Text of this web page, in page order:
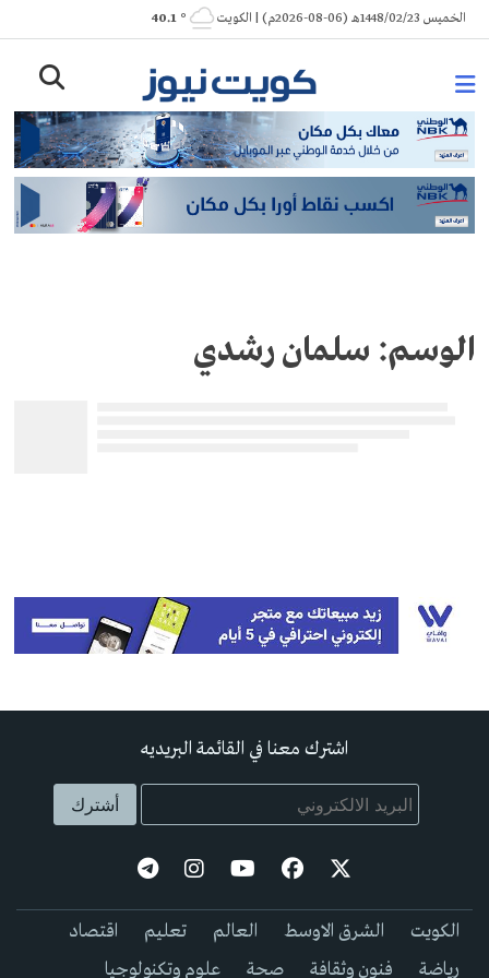
Skip
to
الخميس 1448/02/23هـ (06-08-2026م) | الكويت ° 40.1
الوسم: سلمان رشدي
اشترك معنا في القائمة البريديه
الكويت الشرق الاوسط العالم تعليم
اقتصاد
رياضة
فنون وثقافة صحة علوم وتكنولوجيا